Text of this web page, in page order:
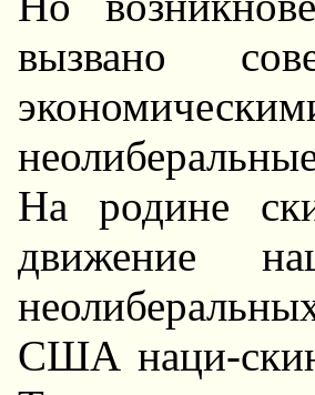
вызвано
Hа родине
движение
США наци-